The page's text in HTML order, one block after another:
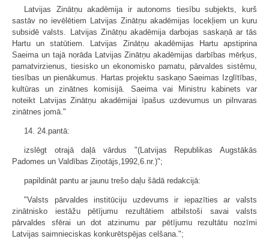
Latvijas Zinātņu akadēmija ir autonoms tiesību subjekts, kurš
sastāv no ievēlētiem Latvijas Zinātņu akadēmijas locekļiem un kuru
subsidē valsts. Latvijas Zinātņu akadēmija darbojas saskaņā ar tās
Hartu un statūtiem. Latvijas Zinātņu akadēmijas Hartu apstiprina
Saeima un tajā norāda Latvijas Zinātņu akadēmijas darbības mērķus,
pamatvirzienus, tiesisko un ekonomisko pamatu, pārvaldes sistēmu,
tiesības un pienākumus. Hartas projektu saskaņo Saeimas Izglītības,
kultūras un zinātnes komisijā. Saeima vai Ministru kabinets var
noteikt Latvijas Zinātņu akadēmijai īpašus uzdevumus un pilnvaras
zinātnes jomā."
14. 24.pantā:
izslēgt otrajā daļā vārdus "(Latvijas Republikas Augstākās
Padomes un Valdības Ziņotājs,1992,6.nr.)";
papildināt pantu ar jaunu trešo daļu šādā redakcijā:
"Valsts pārvaldes institūciju uzdevums ir iepazīties ar valsts
zinātnisko iestāžu pētījumu rezultātiem atbilstoši savai valsts
pārvaldes sfērai un dot atzinumu par pētījumu rezultātu nozīmi
Latvijas saimnieciskas konkurētspējas celšana.";